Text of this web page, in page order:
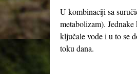
U kombinaciji sa
metabolizam).
ključale vode i u to se
toku dana.